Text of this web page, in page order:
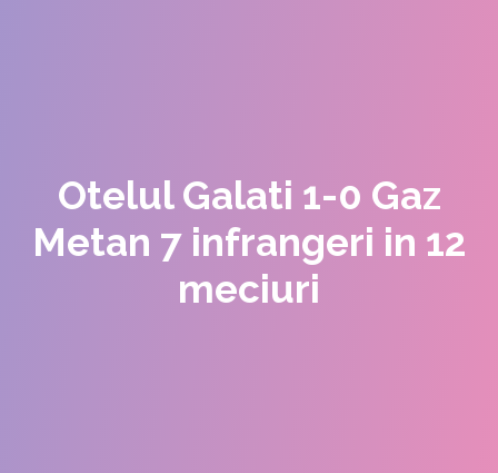
Otelul Galati 1-0 Gaz
Metan 7 infrangeri in 12
meciuri